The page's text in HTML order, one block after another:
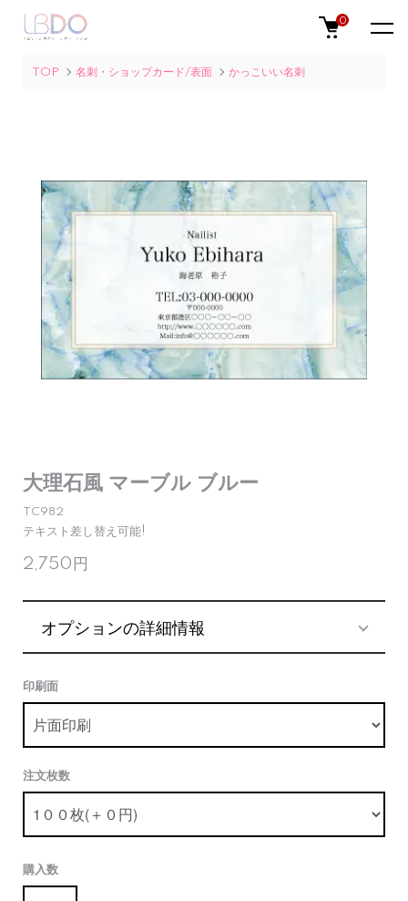
0
TOP 名刺・ショップカード/表面 かっこいい名刺
大理石風 マーブル ブルー
TC982
テキスト差し替え可能!
2,750円
オプションの詳細情報
印刷面
注文枚数
購入数